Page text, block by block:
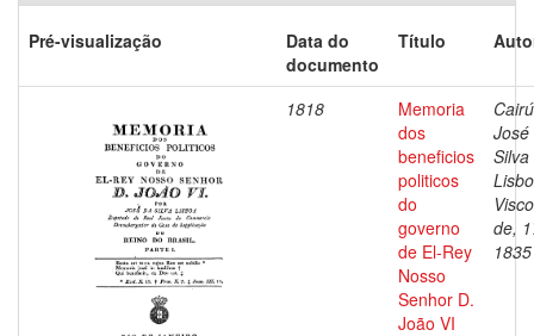
Pré-visualização
Data do
documento
Título
1818
Memoria
dos
beneficios
politicos
do
governo
de El-Rey
Nosso
Senhor D.
João VI
José
Silva
de,
1835